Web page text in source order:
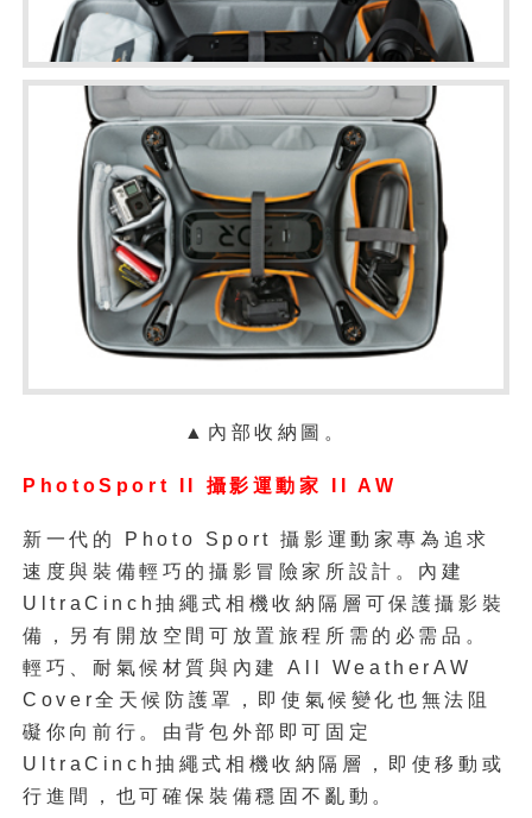
▲內部收納圖。
PhotoSport II 攝影運動家 II AW
新一代的 Photo Sport 攝影運動家專為追求
速度與裝備輕巧的攝影冒險家所設計。內建
UltraCinch抽繩式相機收納隔層可保護攝影裝
備，另有開放空間可放置旅程所需的必需品。
輕巧、耐氣候材質與內建 All WeatherAW
Cover全天候防護罩，即使氣候變化也無法阻
礙你向前行。由背包外部即可固定
UltraCinch抽繩式相機收納隔層，即使移動或
行進間，也可確保裝備穩固不亂動。